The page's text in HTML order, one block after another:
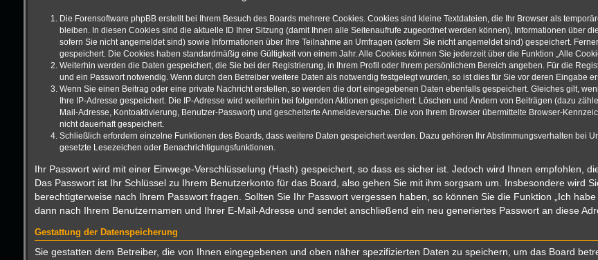
Die Forensoftware phpBB erstellt bei Ihrem Besuch des Boards mehrere Cookies. Cookies sind kleine Textdateien, die Ihr Browser als
bleiben. In diesen Cookies sind die aktuelle ID Ihrer Sitzung (damit Ihnen alle Seitenaufrufe zugeordnet werden können), Informationen über
sofern Sie nicht angemeldet sind) sowie Informationen über Ihre Teilnahme an Umfragen (sofern Sie nicht angemeldet sind) gespeichert.
gespeichert. Die Cookies haben standardmäßig eine Gültigkeit von einem Jahr. Alle Cookies können Sie jederzeit über die Funktion „Alle
Weiterhin werden die Daten gespeichert, die Sie bei der Registrierung, in Ihrem Profil oder Ihrem persönlichem Bereich angeben. Für die
und ein Passwort notwendig. Wenn durch den Betreiber weitere Daten als notwendig festgelegt wurden, so ist dies für Sie vor deren Eingabe
Wenn Sie einen Beitrag oder eine private Nachricht erstellen, so werden die dort eingegebenen Daten ebenfalls gespeichert. Gleiches gilt,
Ihre IP-Adresse gespeichert. Die IP-Adresse wird weiterhin bei folgenden Aktionen gespeichert: Löschen und Ändern von Beiträgen (dazu
Mail-Adresse, Kontoaktivierung, Benutzer-Passwort) und gescheiterte Anmeldeversuche. Die von Ihrem Browser übermittelte Browser-
nicht dauerhaft gespeichert.
Schließlich erfordern einzelne Funktionen des Boards, dass weitere Daten gespeichert werden. Dazu gehören Ihr Abstimmungsverhalten bei
gesetzte Lesezeichen oder Benachrichtigungsfunktionen.
Ihr Passwort wird mit einer Einwege-Verschlüsselung (Hash) gespeichert, so dass es sicher ist. Jedoch wird Ihnen empfohlen,
Das Passwort ist Ihr Schlüssel zu Ihrem Benutzerkonto für das Board, also gehen Sie mit ihm sorgsam um. Insbesondere wird
berechtigterweise nach Ihrem Passwort fragen. Sollten Sie Ihr Passwort vergessen haben, so können Sie die Funktion „Ich
dann nach Ihrem Benutzernamen und Ihrer E-Mail-Adresse und sendet anschließend ein neu generiertes Passwort an diese
Gestattung der Datenspeicherung
Sie gestatten dem Betreiber, die von Ihnen eingegebenen und oben näher spezifizierten Daten zu speichern, um das Board